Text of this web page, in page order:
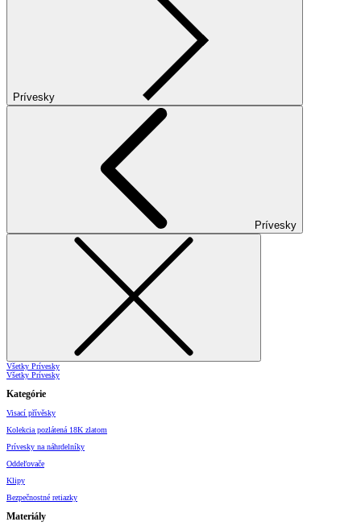
Prívesky
Prívesky
Všetky Prívesky
Všetky Prívesky
Kategórie
Visací přívěsky
Kolekcia pozlátená 18K zlatom
Prívesky na náhrdelníky
Oddeľovače
Klipy
Bezpečnostné retiazky
Materiály